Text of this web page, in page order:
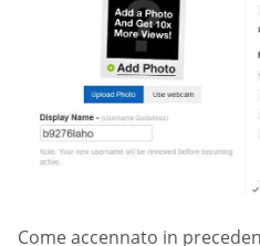
Come accennato in